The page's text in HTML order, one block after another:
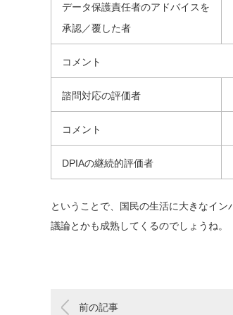
データ保護責任者のアドバイスを
承認／覆した者
コメント
諮問対応の評価者
コメント
DPIAの継続的評価者
ということで、国民の生活に大きなイ
議論とかも成熟してくるのでしょうね。
前の記事